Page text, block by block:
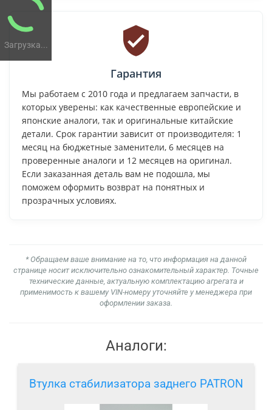
Загрузка...
Гарантия
Мы работаем с 2010 года и предлагаем запчасти, в
которых уверены: как качественные европейские и
японские аналоги, так и оригинальные китайские
детали. Срок гарантии зависит от производителя: 1
месяц на бюджетные заменители, 6 месяцев на
проверенные аналоги и 12 месяцев на оригинал.
Если заказанная деталь вам не подошла, мы
поможем оформить возврат на понятных и
прозрачных условиях.
* Обращаем ваше внимание на то, что информация на данной
странице носит исключительно ознакомительный характер. Точные
технические данные, актуальную комплектацию агрегата и
применимость к вашему VIN-номеру уточняйте у менеджера при
оформлении заказа.
Аналоги:
Втулка стабилизатора заднего PATRON